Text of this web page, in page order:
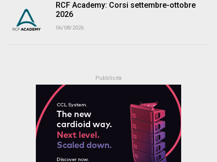
RCF Academy: Corsi settembre-ottobre
2026
06/08/2026